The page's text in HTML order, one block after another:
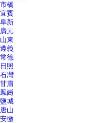
市橋
宜賓
阜新
廣元
山東
遵義
常德
日照
石灣
甘肅
鳳崗
鹽城
唐山
安徽